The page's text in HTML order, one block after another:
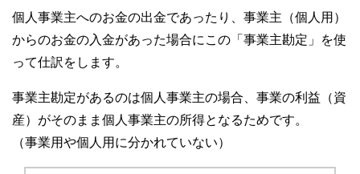
個人事業主へのお金の出金であったり、事業主（個人用）
からのお金の入金があった場合にこの「事業主勘定」を使
って仕訳をします。
事業主勘定があるのは個人事業主の場合、事業の利益（資
産）がそのまま個人事業主の所得となるためです。
（事業用や個人用に分かれていない）